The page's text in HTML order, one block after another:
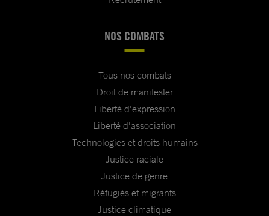
NOS COMBATS
Tous nos combats
Droit de manifester
Liberté d'expression
Liberté d'association
Technologies et droits humains
Justice raciale
Justice de genre
Réfugiés et migrants
Justice climatique